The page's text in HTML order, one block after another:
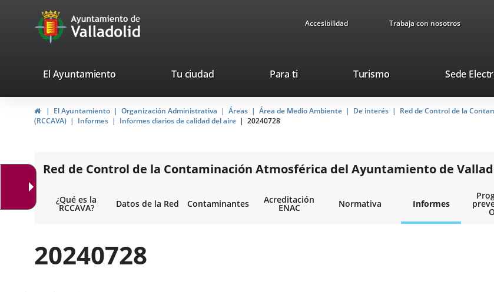
Portal
Web
Ayuntamiento
de
Valladolid
Accesibilidad Trabaja con nosotros
valladolid.es
El Ayuntamiento Tu ciudad Para ti TurismoEste
se
abrirá
nueva.
Sede
InicioEl Ayuntamiento Organización Administrativa Áreas Área de Medio Ambiente De interés
Red de Control de la
(RCCAVA)
Informes Informes diarios de calidad del aire 20240728
Red de Control de la Contaminación Atmosférica del Ayuntamiento de
¿Qué es la
RCCAVA? Datos de la Red Contaminantes Acreditación
ENAC Normativa Informes
20240728